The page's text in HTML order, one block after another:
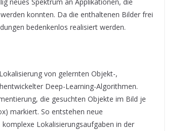
konnten. Da die enthaltenen Bilder frei
bedenkenlos realisiert werden.
von gelernten Objekt-,
Deep-Learning-Algorithmen.
die gesuchten Objekte im Bild je
markiert. So entstehen neue
Lokalisierungsaufgaben in der